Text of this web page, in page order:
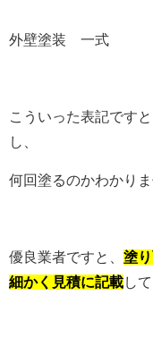
外壁塗装 一式
こういった表記です
し、
何回塗るのかわかりま
優良業者ですと、 塗
細かく見積に記載し